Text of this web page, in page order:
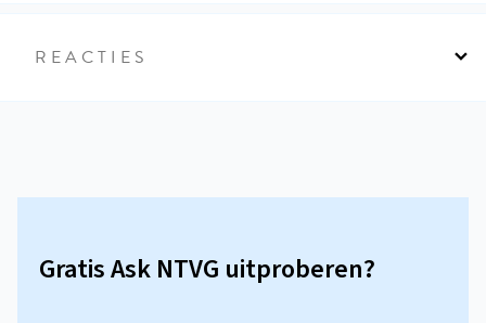
REACTIES
Gratis Ask NTVG uitproberen?